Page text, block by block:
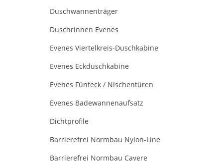
Duschwannenträger
Duschrinnen Evenes
Evenes Viertelkreis-Duschkabine
Evenes Eckduschkabine
Evenes Fünfeck / Nischentüren
Evenes Badewannenaufsatz
Dichtprofile
Barrierefrei Normbau Nylon-Line
Barrierefrei Normbau Cavere